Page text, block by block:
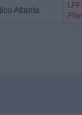
Atlanta
LPF
Play